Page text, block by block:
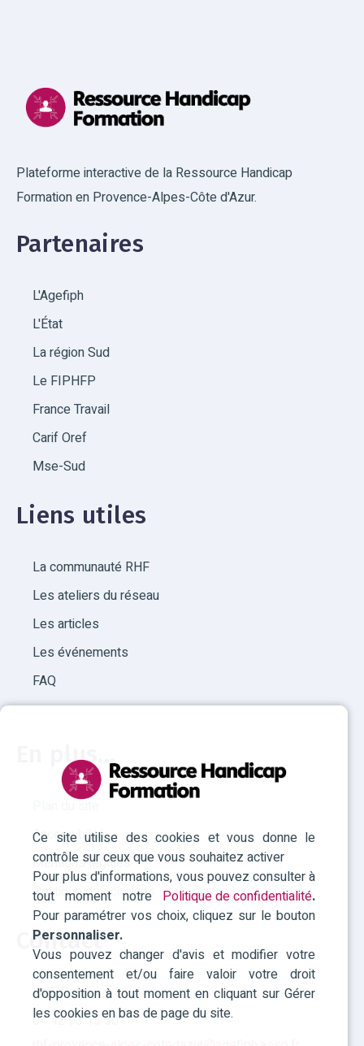
Ce site utilise des cookies et vous donne le
contrôle sur ceux que vous souhaitez activer
Pour plus d'informations, vous pouvez consulter à
tout moment notre Politique de confidentialité.
Pour paramétrer vos choix, cliquez sur le bouton
Personnaliser.
Vous pouvez changer d'avis et modifier votre
consentement et/ou faire valoir votre droit
d'opposition à tout moment en cliquant sur Gérer
les cookies en bas de page du site.
Plateforme interactive de la Ressource Handicap
Formation en Provence-Alpes-Côte d'Azur.
Partenaires
L'Agefiph
L'État
La région Sud
Le FIPHFP
France Travail
Carif Oref
Mse-Sud
Liens utiles
La communauté RHF
Les ateliers du réseau
Les articles
Les événements
FAQ
En plus...
Plan du site
Accessibilité
Mentions légales
Politique des cookies
Contact
RHF Paca
04 42 93 15 50